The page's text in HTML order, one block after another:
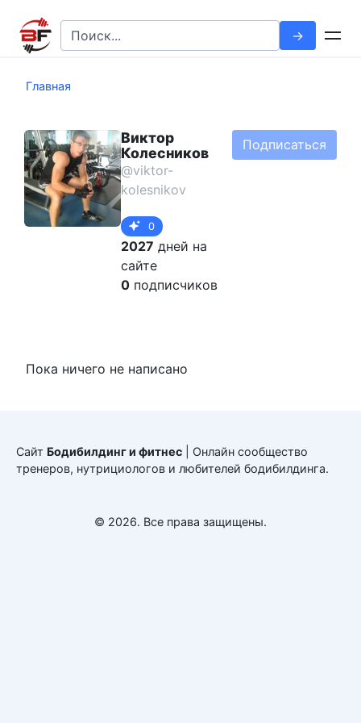
контенту
Search
for:
Главная
Виктор
Колесников
@viktor-
kolesnikov
0
2027 дней на
сайте
0 подписчиков
Подписаться
Пока ничего не написано
Сайт Бодибилдинг и фитнес | Онлайн сообщество
тренеров, нутрициологов и любителей бодибилдинга.
© 2026. Все права защищены.